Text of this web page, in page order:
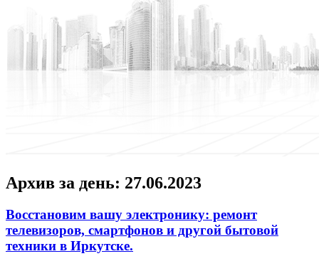
Архив за день: 27.06.2023
Восстановим вашу электронику: ремонт
телевизоров, смартфонов и другой бытовой
техники в Иркутске.